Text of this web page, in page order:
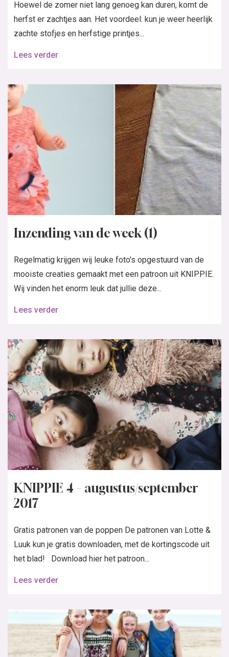
Hoewel de zomer niet lang genoeg kan duren, komt de
herfst er zachtjes aan. Het voordeel: kun je weer heerlijk
zachte stofjes en herfstige printjes...
Lees verder
Inzending van de week (1)
Regelmatig krijgen wij leuke foto’s opgestuurd van de
mooiste creaties gemaakt met een patroon uit KNIPPIE.
Wij vinden het enorm leuk dat jullie deze...
Lees verder
KNIPPIE 4 – augustus/september
2017
Gratis patronen van de poppen De patronen van Lotte &
Luuk kun je gratis downloaden, met de kortingscode uit
het blad! Download hier het patroon...
Lees verder